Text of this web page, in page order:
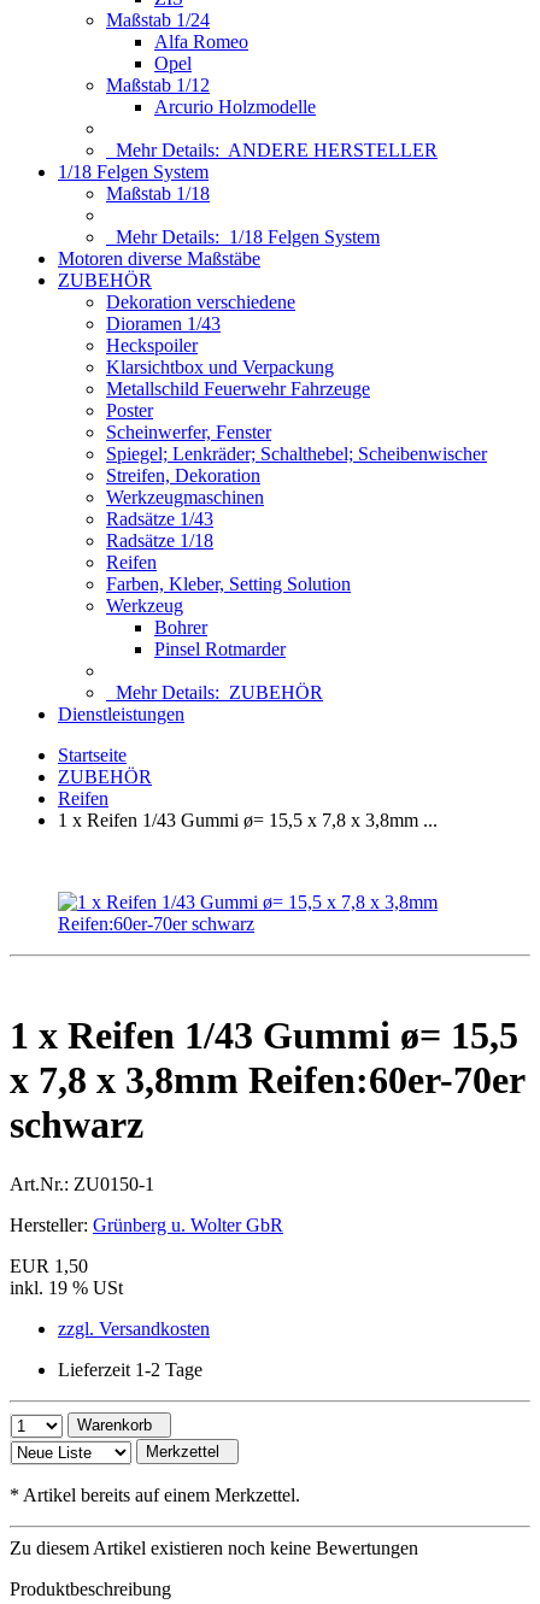
Maßstab 1/24
Alfa Romeo
Opel
Maßstab 1/12
Arcurio Holzmodelle
Mehr Details: ANDERE HERSTELLER
1/18 Felgen System
Maßstab 1/18
Mehr Details: 1/18 Felgen System
Motoren diverse Maßstäbe
ZUBEHÖR
Dekoration verschiedene
Dioramen 1/43
Heckspoiler
Klarsichtbox und Verpackung
Metallschild Feuerwehr Fahrzeuge
Poster
Scheinwerfer, Fenster
Spiegel; Lenkräder; Schalthebel; Scheibenwischer
Streifen, Dekoration
Werkzeugmaschinen
Radsätze 1/43
Radsätze 1/18
Reifen
Farben, Kleber, Setting Solution
Werkzeug
Bohrer
Pinsel Rotmarder
Mehr Details: ZUBEHÖR
Dienstleistungen
Startseite
ZUBEHÖR
Reifen
1 x Reifen 1/43 Gummi ø= 15,5 x 7,8 x 3,8mm ...
1 x Reifen 1/43 Gummi ø= 15,5
x 7,8 x 3,8mm Reifen:60er-70er
schwarz
Art.Nr.: ZU0150-1
Hersteller: Grünberg u. Wolter GbR
EUR 1,50
inkl. 19 % USt
zzgl. Versandkosten
Lieferzeit 1-2 Tage
Warenkorb
Merkzettel
* Artikel bereits auf einem Merkzettel.
Zu diesem Artikel existieren noch keine Bewertungen
Produktbeschreibung